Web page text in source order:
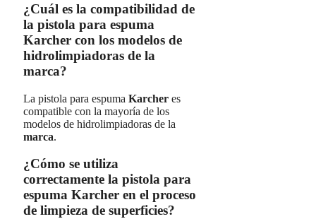
¿Cuál es la compatibilidad de
la pistola para espuma
Karcher con los modelos de
hidrolimpiadoras de la
marca?
La pistola para espuma Karcher es
compatible con la mayoría de los
modelos de hidrolimpiadoras de la
marca.
¿Cómo se utiliza
correctamente la pistola para
espuma Karcher en el proceso
de limpieza de superficies?